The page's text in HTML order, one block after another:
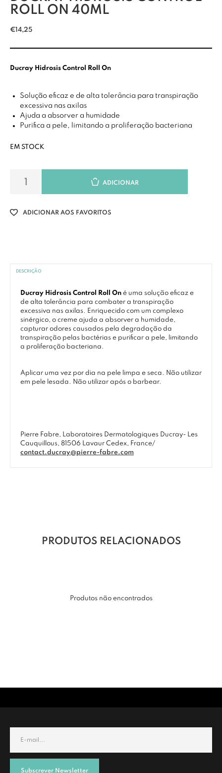
ROLL ON 40ML
€14,25
Ducray Hidrosis Control Roll On
Solução eficaz e de alta tolerância para transpiração
excessiva nas axilas
Ajuda a absorver a humidade
Purifica a pele, limitando a proliferação bacteriana
EM STOCK
ADICIONAR
ADICIONAR AOS FAVORITOS
DESCRIÇÃO
Ducray Hidrosis Control Roll On é uma solução eficaz e
de alta tolerância para combater a transpiração
excessiva nas axilas. Enriquecido com um complexo
sinérgico, o creme ajuda a absorver a humidade,
capturar odores causados pela degradação da
transpiração pelas bactérias e purificar a pele, limitando
a proliferação bacteriana.
Aplicar uma vez por dia na pele limpa e seca. Não utilizar
em pele lesada. Não utilizar após o barbear.
Pierre Fabre, Laboratoires Dermatologiques Ducray- Les
Cauquillous, 81506 Lavaur Cedex, France/
contact.ducray@pierre-fabre.com
PRODUTOS RELACIONADOS
Produtos não encontrados
Subscrever Newsletter